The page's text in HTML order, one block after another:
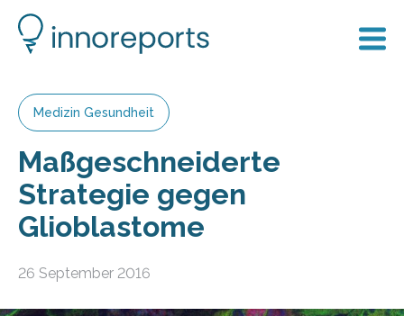
Medizin Gesundheit
Maßgeschneiderte
Strategie gegen
Glioblastome
26 September 2016